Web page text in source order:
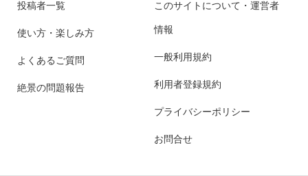
投稿者一覧
使い方・楽しみ方
よくあるご質問
絶景の問題報告
このサイトについて・運営者
情報
一般利用規約
利用者登録規約
プライバシーポリシー
お問合せ